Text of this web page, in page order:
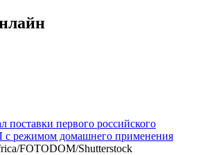
FOTODOM/Shutterstock